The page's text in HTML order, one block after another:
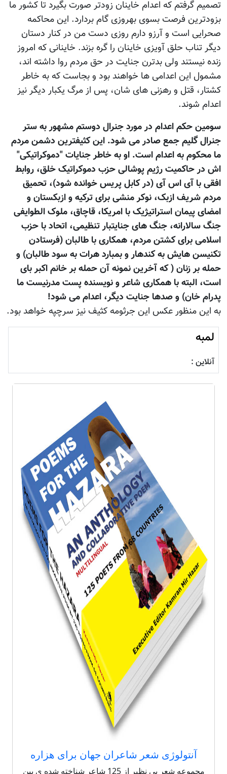
تصمیم گرفتم که اعدام خاینان زودتر صورت بگیرد تا کشور ما
بزودترین فرصت بسوی بهروزی گام بردارد. این محاکمه
صحرایی است و آرزو دارم روزی دست من در کنار دستان
دیگر تناب حلق آویزی خاینان را گره بزند. خاینانی که امروز
زنده نیستند ولی بدترن جنایت در حق مردم روا داشته اند،
مشمول این اعدامی ها خواهند بود و بجاست که به خاطر
کشتار، قتل و رهزنی های شان، پس از مرگ یکبار دیگر نیز
اعدام شوند.
سومین حکم اعدام در مورد جنرال دوستم مشهور به ستر
جنرال گلیم جمع صادر می شود. این کثیفترین دشمن مردم
ما محکوم به اعدام است. او به خاطر جنایات "دموکراتیکی"
اش در حاکمیت رژیم پوشالی حزب دموکراتیک خلق، روابط
افقی با آی اس آی (در کابل پریس خوانده شود)، تحمیق
مردم شریف ازبک، نوکر منشی برای ترکیه و ازبکستان و
امضای پیمان استراتیژیک با امریکا، قاچاق، ملوک الطوایفی
جنگ سالارانه، جنگ های جنایتبار تنظیمی، اتحاد با حزب
اسلامی برای کشتن مردم، همکاری با طالبان (فرستادن
تکنیسن هایش به کندهار و بمبارد هرات به سود طالبان) و
حمله بر زنان ( که آخرین نمونه آن حمله بر خانم اکبر بای
است، البته با همکاری شاعر و نویسنده پست مدرنیست ما
پدرام خان) و صدها جنایت دیگر، اعدام می شود!
به این منظور عکس این جرثومه کثیف نیز سرچپه خواهد بود.
لمبه
آنلاین :
آنتولوژی شعر شاعران جهان برای هزاره
مجموعه شعر بی نظیر از 125 شاعر شناخته شده ی بین